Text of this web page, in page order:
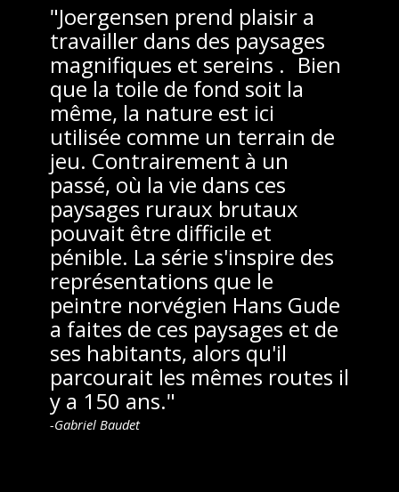
"Joergensen prend plaisir a
travailler dans des paysages
magnifiques et sereins . Bien
que la toile de fond soit la
même, la nature est ici
utilisée comme un terrain de
jeu. Contrairement à un
passé, où la vie dans ces
paysages ruraux brutaux
pouvait être difficile et
pénible. La série s'inspire des
représentations que le
peintre norvégien Hans Gude
a faites de ces paysages et de
ses habitants, alors qu'il
parcourait les mêmes routes il
y a 150 ans."
-Gabriel Baudet